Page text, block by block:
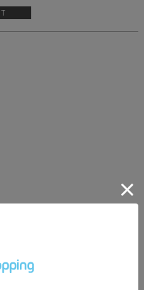
示